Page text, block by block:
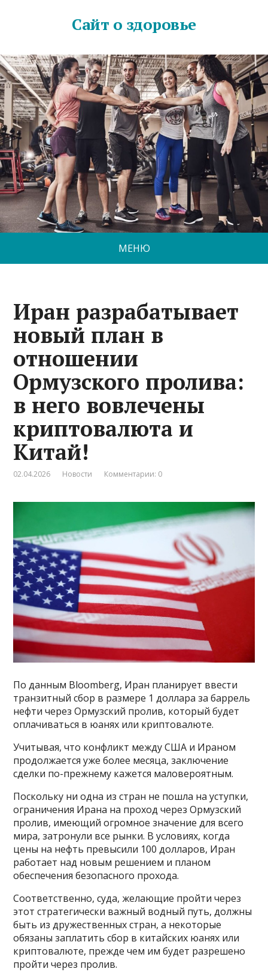
Сайт о здоровье
МЕНЮ
Иран разрабатывает
новый план в
отношении
Ормузского пролива:
в него вовлечены
криптовалюта и
Китай!
02.04.2026 Новости Комментарии: 0
По данным Bloomberg, Иран планирует ввести
транзитный сбор в размере 1 доллара за баррель
нефти через Ормузский пролив, который будет
оплачиваться в юанях или криптовалюте.
Учитывая, что конфликт между США и Ираном
продолжается уже более месяца, заключение
сделки по-прежнему кажется маловероятным.
Поскольку ни одна из стран не пошла на уступки,
ограничения Ирана на проход через Ормузский
пролив, имеющий огромное значение для всего
мира, затронули все рынки. В условиях, когда
цены на нефть превысили 100 долларов, Иран
работает над новым решением и планом
обеспечения безопасного прохода.
Соответственно, суда, желающие пройти через
этот стратегически важный водный путь, должны
быть из дружественных стран, а некоторые
обязаны заплатить сбор в китайских юанях или
криптовалюте, прежде чем им будет разрешено
пройти через пролив.